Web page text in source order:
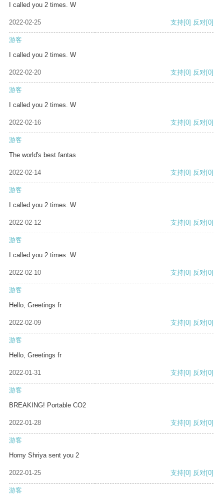
I called you 2 times. W
2022-02-25 支持[0] 反对[0]
游客
I called you 2 times. W
2022-02-20 支持[0] 反对[0]
游客
I called you 2 times. W
2022-02-16 支持[0] 反对[0]
游客
The world's best fantas
2022-02-14 支持[0] 反对[0]
游客
I called you 2 times. W
2022-02-12 支持[0] 反对[0]
游客
I called you 2 times. W
2022-02-10 支持[0] 反对[0]
游客
Hello, Greetings fr
2022-02-09 支持[0] 反对[0]
游客
Hello, Greetings fr
2022-01-31 支持[0] 反对[0]
游客
BREAKING! Portable CO2
2022-01-28 支持[0] 反对[0]
游客
Horny Shriya sent you 2
2022-01-25 支持[0] 反对[0]
游客